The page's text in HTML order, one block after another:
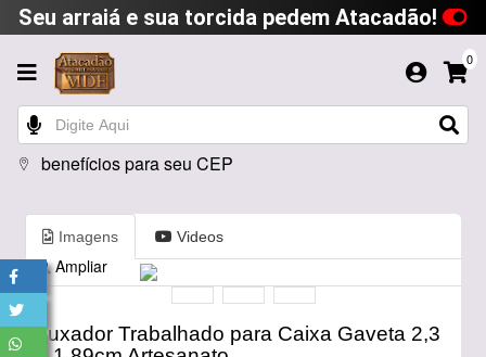
Seu arraiá e sua torcida pedem Atacadão!
0
benefícios para seu CEP
Imagens Videos
Ampliar
Puxador Trabalhado para Caixa Gaveta 2,3